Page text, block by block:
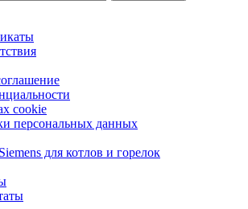
cookie
персональных данных
для котлов и горелок